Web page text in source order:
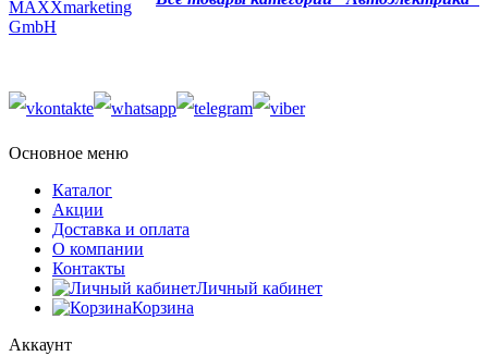
MAXXmarketing
GmbH
Основное меню
Каталог
Акции
Доставка и оплата
О компании
Контакты
Личный кабинет
Корзина
Аккаунт